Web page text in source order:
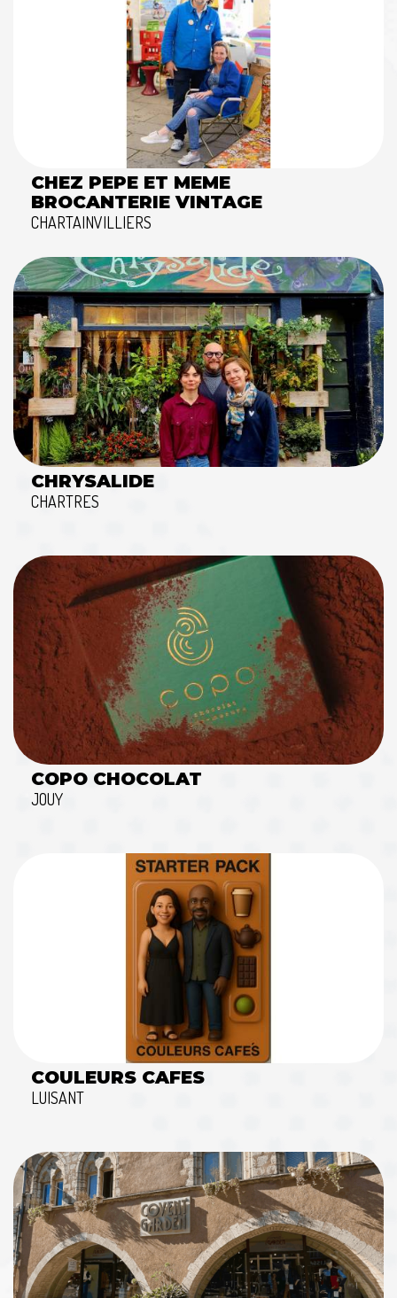
CHEZ PEPE ET MEME
BROCANTERIE VINTAGE
CHARTAINVILLIERS
CHRYSALIDE
CHARTRES
COPO CHOCOLAT
JOUY
COULEURS CAFES
LUISANT